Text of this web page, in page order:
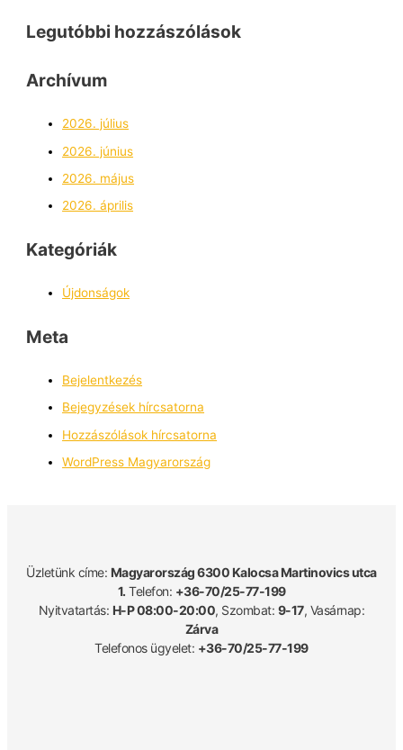
Legutóbbi hozzászólások
Archívum
2026. július
2026. június
2026. május
2026. április
Kategóriák
Újdonságok
Meta
Bejelentkezés
Bejegyzések hírcsatorna
Hozzászólások hírcsatorna
WordPress Magyarország
Üzletünk címe: Magyarország 6300 Kalocsa Martinovics utca
1. Telefon: +36-70/25-77-199
Nyitvatartás: H-P 08:00-20:00, Szombat: 9-17, Vasárnap:
Zárva
Telefonos ügyelet: +36-70/25-77-199